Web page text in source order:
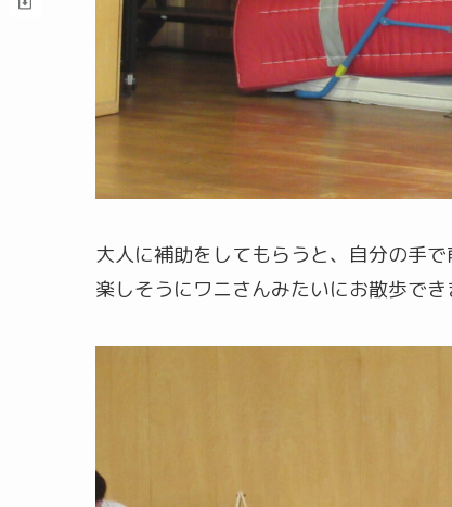
大人に補助をしてもらうと、自分の手
楽しそうにワニさんみたいにお散歩で